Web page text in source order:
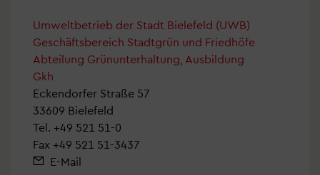
Umweltbetrieb der Stadt Bielefeld (UWB)
Geschäftsbereich Stadtgrün und Friedhöfe
Abteilung Grünunterhaltung, Ausbildung
Gkh
Eckendorfer Straße 57
33609 Bielefeld
Tel. +49 521 51-0
Fax +49 521 51-3437
E-Mail